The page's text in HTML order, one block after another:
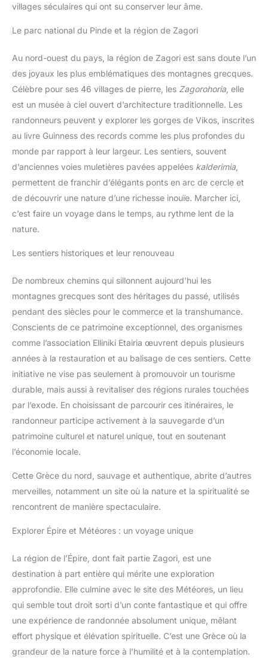
villages séculaires qui ont su conserver leur âme.
Le parc national du Pinde et la région de Zagori
Au nord-ouest du pays, la région de Zagori est sans doute l’un
des joyaux les plus emblématiques des montagnes grecques.
Célèbre pour ses 46 villages de pierre, les Zagorohoria , elle
est un musée à ciel ouvert d’architecture traditionnelle. Les
randonneurs peuvent y explorer les gorges de Vikos, inscrites
au livre Guinness des records comme les plus profondes du
monde par rapport à leur largeur. Les sentiers, souvent
d’anciennes voies muletières pavées appelées kalderimia
permettent de franchir d’élégants ponts en arc de cercle et
de découvrir une nature d’une richesse inouïe. Marcher ici,
c’est faire un voyage dans le temps, au rythme lent de la
nature.
Les sentiers historiques et leur renouveau
De nombreux chemins qui sillonnent aujourd’hui les
montagnes grecques sont des héritages du passé, utilisés
pendant des siècles pour le commerce et la transhumance.
Conscients de ce patrimoine exceptionnel, des organismes
comme l’association Elliniki Etairia œuvrent depuis plusieurs
années à la restauration et au balisage de ces sentiers. Cette
initiative ne vise pas seulement à promouvoir un tourisme
durable, mais aussi à revitaliser des régions rurales touchées
par l’exode. En choisissant de parcourir ces itinéraires, le
randonneur participe activement à la sauvegarde d’un
patrimoine culturel et naturel unique, tout en soutenant
l’économie locale.
Cette Grèce du nord, sauvage et authentique, abrite d’autres
merveilles, notamment un site où la nature et la spiritualité se
rencontrent de manière spectaculaire.
Explorer Épire et Météores : un voyage unique
La région de l’Épire, dont fait partie Zagori, est une
destination à part entière qui mérite une exploration
approfondie. Elle culmine avec le site des Météores, un lieu
qui semble tout droit sorti d’un conte fantastique et qui offre
une expérience de randonnée absolument unique, mêlant
effort physique et élévation spirituelle. C’est une Grèce où la
grandeur de la nature force à l’humilité et à la contemplation.